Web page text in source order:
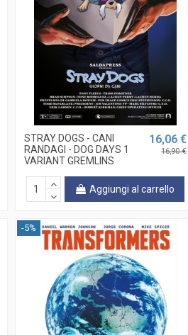
STRAY DOGS - CANI
RANDAGI - DOG DAYS 1
VARIANT GREMLINS
16,06 €
16,90 €
Aggiungi al carrello
-5%